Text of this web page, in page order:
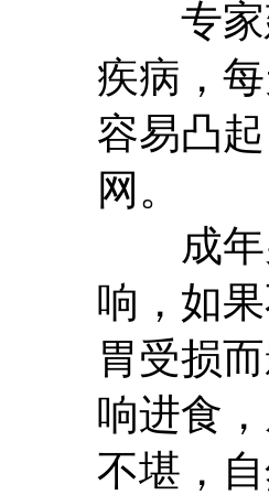
专家建
疾病，
容易凸
网。
成年男
响，如
胃受损
响进食
不堪，